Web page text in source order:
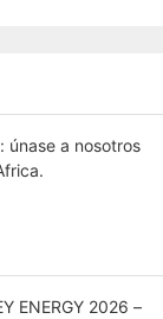
únase a nosotros
ENERGY 2026 –